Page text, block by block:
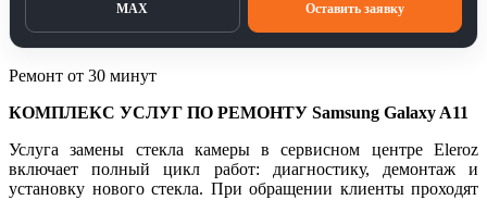
MAX Оставить заявку
Ремонт от 30 минут
КОМПЛЕКС УСЛУГ ПО РЕМОНТУ Samsung Galaxy A11
Услуга замены стекла камеры в сервисном центре Eleroz
включает полный цикл работ: диагностику, демонтаж и
установку нового стекла. При обращении клиенты проходят